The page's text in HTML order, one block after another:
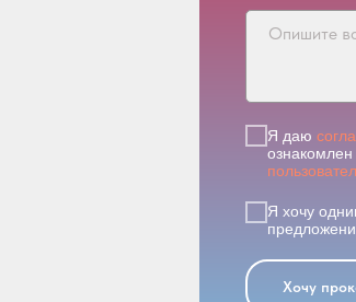
Я даю
ознакомлен
Я хочу
Хочу